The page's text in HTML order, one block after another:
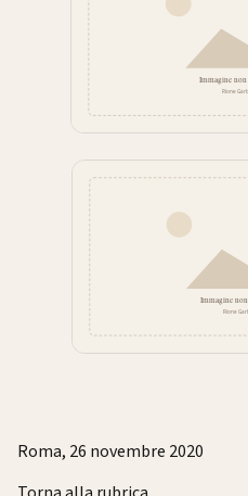
Roma, 26 novembre 2020